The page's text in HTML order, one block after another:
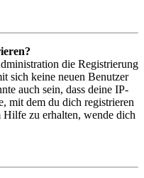
die Registrierung
sich keine neuen Benutzer
auch sein, dass deine IP-
mit dem du dich registrieren
zu erhalten, wende dich